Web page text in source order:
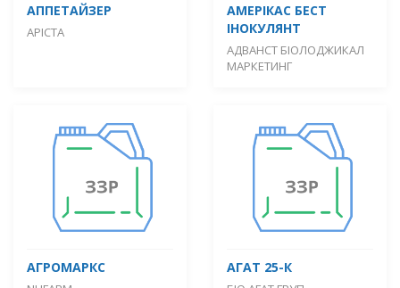
АППЕТАЙЗЕР
АРІСТА
АМЕРІКАС БЕСТ
ІНОКУЛЯНТ
АДВАНСТ БІОЛОДЖИКАЛ
МАРКЕТИНГ
АГРОМАРКС АГАТ 25-К